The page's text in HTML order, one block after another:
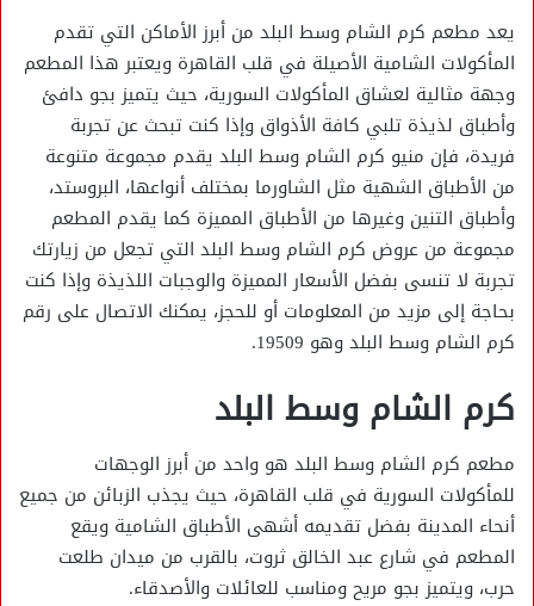
يعد مطعم كرم الشام وسط البلد من أبرز الأماكن التي تقدم
المأكولات الشامية الأصيلة في قلب القاهرة ويعتبر هذا المطعم
وجهة مثالية لعشاق المأكولات السورية، حيث يتميز بجو دافئ
وأطباق لذيذة تلبي كافة الأذواق وإذا كنت تبحث عن تجربة
فريدة، فإن منيو كرم الشام وسط البلد يقدم مجموعة متنوعة
من الأطباق الشهية مثل الشاورما بمختلف أنواعها، البروستد،
وأطباق التنين وغيرها من الأطباق المميزة كما يقدم المطعم
مجموعة من عروض كرم الشام وسط البلد التي تجعل من زيارتك
تجربة لا تنسى بفضل الأسعار المميزة والوجبات اللذيذة وإذا كنت
بحاجة إلى مزيد من المعلومات أو للحجز، يمكنك الاتصال على رقم
كرم الشام وسط البلد وهو 19509.
كرم الشام وسط البلد
مطعم كرم الشام وسط البلد هو واحد من أبرز الوجهات
للمأكولات السورية في قلب القاهرة، حيث يجذب الزبائن من جميع
أنحاء المدينة بفضل تقديمه أشهى الأطباق الشامية ويقع
المطعم في شارع عبد الخالق ثروت، بالقرب من ميدان طلعت
حرب، ويتميز بجو مريح ومناسب للعائلات والأصدقاء.